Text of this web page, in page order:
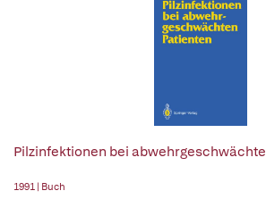
Pilzinfektionen bei
1991 | Buch